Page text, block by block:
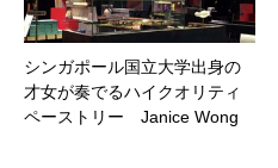
シンガポール国立大学出身の
才女が奏でるハイクオリティ
ペーストリー Janice Wong